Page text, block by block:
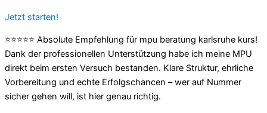
Jetzt starten!
⭐⭐⭐⭐⭐ Absolute Empfehlung für mpu beratung karlsruhe kurs!
Dank der professionellen Unterstützung habe ich meine MPU
direkt beim ersten Versuch bestanden. Klare Struktur, ehrliche
Vorbereitung und echte Erfolgschancen – wer auf Nummer
sicher gehen will, ist hier genau richtig.